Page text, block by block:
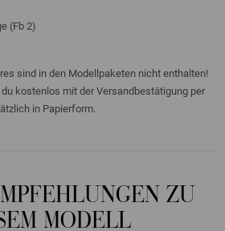
(Fb 2)
sind in den Modellpaketen nicht enthalten!
kostenlos mit der Versandbestätigung per
in Papierform.
ZU
MODELL